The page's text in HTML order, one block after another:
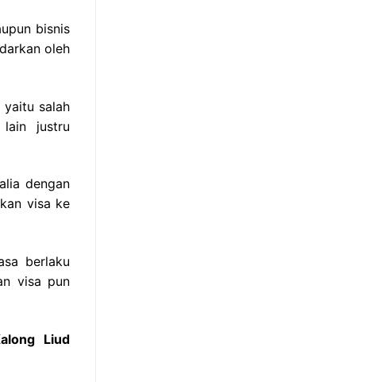
bisnis
oleh
yaitu salah
justru
dengan
visa ke
berlaku
visa pun
Liud